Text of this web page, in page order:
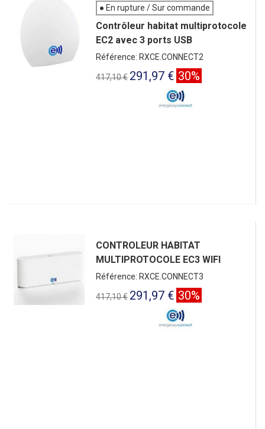
● En rupture / Sur commande
Contrôleur habitat multiprotocole
EC2 avec 3 ports USB
Référence: RXCE.CONNECT2
417,10 € 291,97 € 30%
CONTROLEUR HABITAT
MULTIPROTOCOLE EC3 WIFI
Référence: RXCE.CONNECT3
417,10 € 291,97 € 30%